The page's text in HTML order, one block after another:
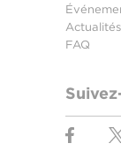
Actualités
FAQ